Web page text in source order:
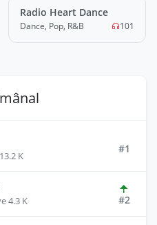
LIVE
Radio Heart Dance
Dance, Pop, R&B 101
K
#1
4.3 K #2